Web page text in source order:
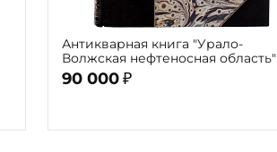
Антикварная книга "Урало-
Волжская нефтеносная область"
1941г.
90 000 ₽